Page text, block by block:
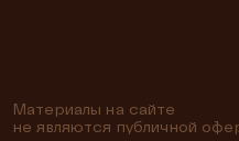
Материалы на сайте
не являются публичной